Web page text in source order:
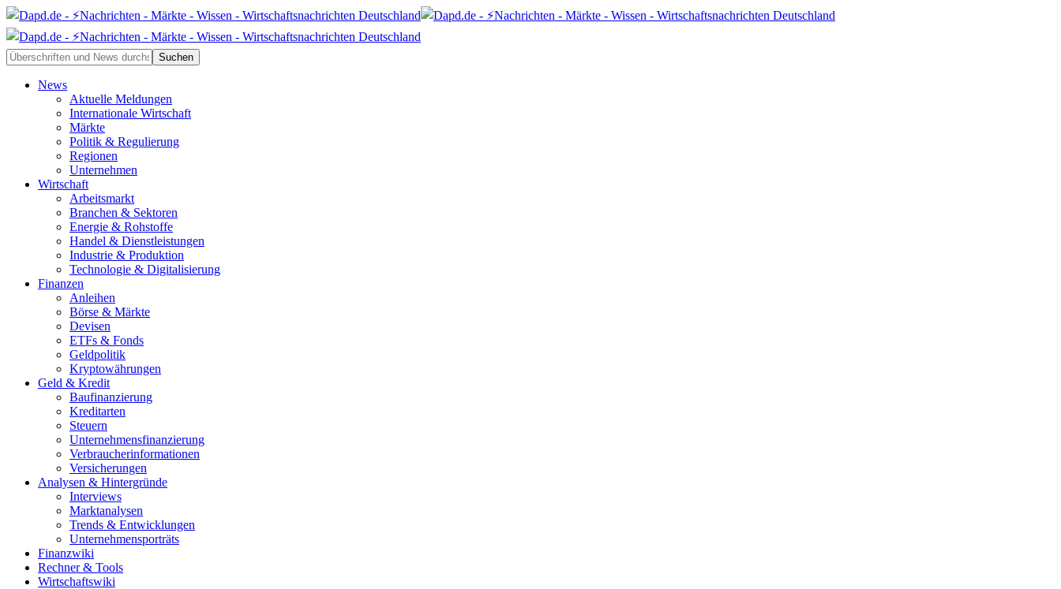
News
Aktuelle Meldungen
Internationale Wirtschaft
Märkte
Politik & Regulierung
Regionen
Unternehmen
Wirtschaft
Arbeitsmarkt
Branchen & Sektoren
Energie & Rohstoffe
Handel & Dienstleistungen
Industrie & Produktion
Technologie & Digitalisierung
Finanzen
Anleihen
Börse & Märkte
Devisen
ETFs & Fonds
Geldpolitik
Kryptowährungen
Geld & Kredit
Baufinanzierung
Kreditarten
Steuern
Unternehmensfinanzierung
Verbraucherinformationen
Versicherungen
Analysen & Hintergründe
Interviews
Marktanalysen
Trends & Entwicklungen
Unternehmensporträts
Finanzwiki
Rechner & Tools
Wirtschaftswiki